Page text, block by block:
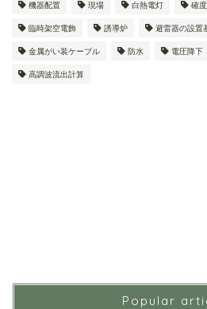
機器配置 現場 白熱電灯 確
臨時架空電飾 誘導炉 避雷器の設置
金属がい装ケーブル 防水 電圧降下
高調波流出計算
Popular